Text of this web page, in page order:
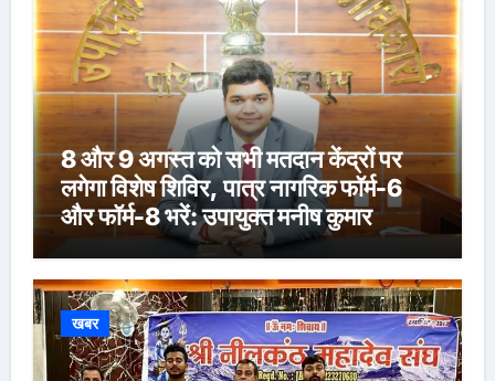
8 और 9 अगस्त को सभी मतदान केंद्रों पर
लगेगा विशेष शिविर, पात्र नागरिक फॉर्म-6
और फॉर्म-8 भरें: उपायुक्त मनीष कुमार
खबर